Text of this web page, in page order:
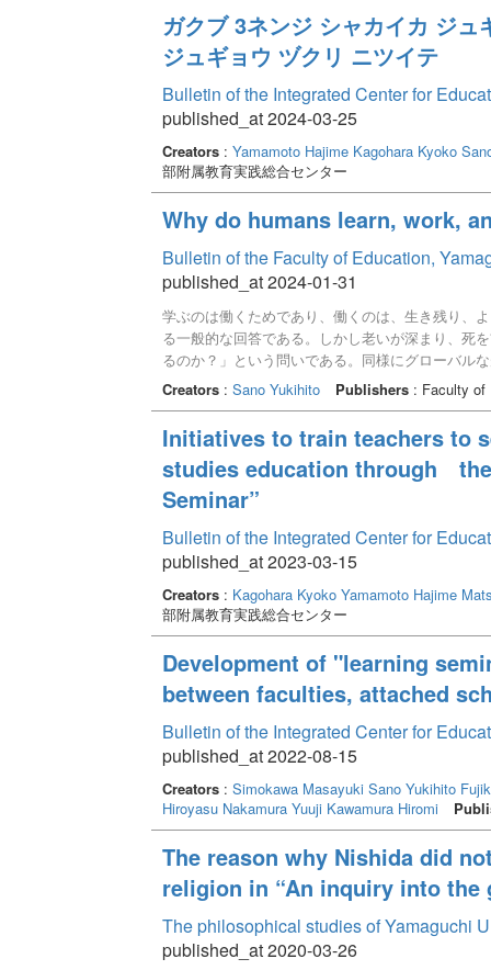
ガクブ 3ネンジ シャカイカ ジ
ジュギョウ ヅクリ ニツイテ
Bulletin of the Integrated Center for
published_at 2024-03-25
Creators: Yamamoto Hajime Kagohara Kyoko
部附属教育実践総合センター
Why do humans learn, work,
Bulletin of the Faculty of Education,
published_at 2024-01-31
学ぶのは働くためであり、働くのは、生き残り、
る一般的な回答である。しかし老いが深まり、死
るのか？」という問いである。同様にグローバル
働く者にとっても「何のために働くのか？」とい
ぶ意味」も不明瞭になっていく。こうした傾向
る。人間が本性的に矛盾を抱えるものである以上
にこうした矛盾から目を逸らし、日常生活に埋没
身に生まれた「人間」を学ぶためであるとして、
Creators: Sano Yukihito Publishers: Faculty of
Initiatives to train teachers to
studies education through
Seminar”
Bulletin of the Integrated Center for
published_at 2023-03-15
Creators: Kagohara Kyoko Yamamoto Hajime
部附属教育実践総合センター
Development of "learning
between faculties, attached
Bulletin of the Integrated Center for
published_at 2022-08-15
Creators: Simokawa Masayuki Sano Yukihito
Hiroyasu Nakamura Yuuji Kawamura Hiromi
The reason why Nishida did
religion in “An inquiry into the
The philosophical studies of Yamaguchi
published_at 2020-03-26